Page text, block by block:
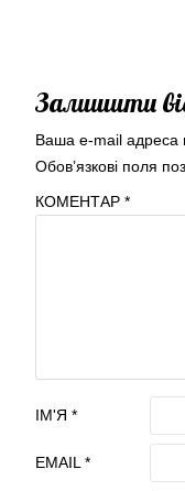
Залишити
Ваша e-mail адреса
Обов’язкові поля
КОМЕНТАР *
ІМ'Я *
EMAIL*